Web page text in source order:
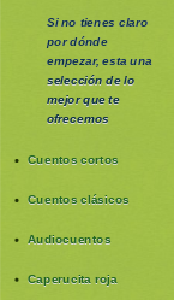
Si no tienes claro
por dónde
empezar, esta una
selección de lo
mejor que te
ofrecemos
Cuentos cortos
Cuentos clásicos
Audiocuentos
Caperucita roja